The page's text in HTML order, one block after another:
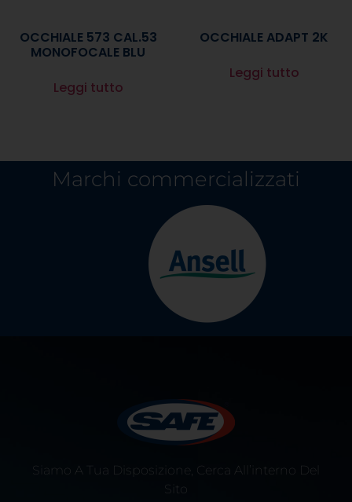
OCCHIALE 573 CAL.53
MONOFOCALE BLU
Leggi tutto
OCCHIALE ADAPT 2K
Leggi tutto
Marchi commercializzati
Siamo A Tua Disposizione, Cerca All’interno Del
Sito